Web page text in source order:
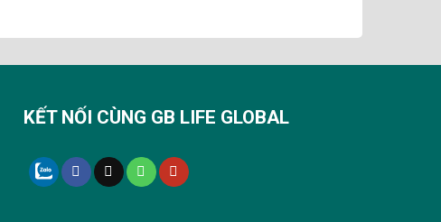
KẾT NỐI CÙNG GB LIFE GLOBAL